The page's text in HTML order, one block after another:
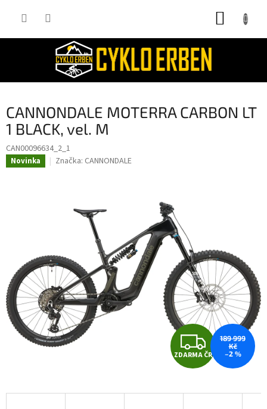
CANNONDALE MOTERRA CARBON LT
1 BLACK, vel. M
CAN00096634_2_1
Novinka Značka: CANNONDALE
Z
D
A
ZDARMA ČR
189 999
Kč
–2 %